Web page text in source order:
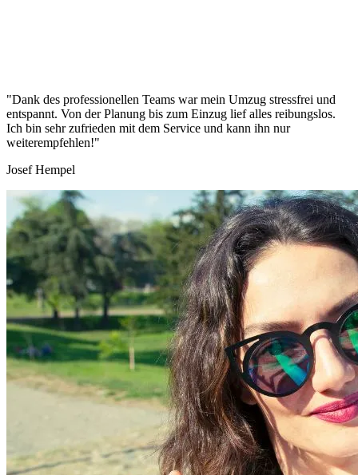
"Dank des professionellen Teams war mein Umzug stressfrei und
entspannt. Von der Planung bis zum Einzug lief alles reibungslos.
Ich bin sehr zufrieden mit dem Service und kann ihn nur
weiterempfehlen!"
Josef Hempel